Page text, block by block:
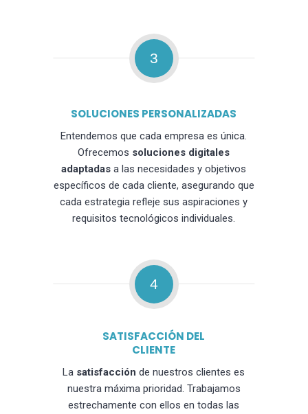
3
SOLUCIONES PERSONALIZADAS
Entendemos que cada empresa es única.
Ofrecemos soluciones digitales
adaptadas a las necesidades y objetivos
específicos de cada cliente, asegurando que
cada estrategia refleje sus aspiraciones y
requisitos tecnológicos individuales.
4
SATISFACCIÓN DEL
CLIENTE
La satisfacción de nuestros clientes es
nuestra máxima prioridad. Trabajamos
estrechamente con ellos en todas las